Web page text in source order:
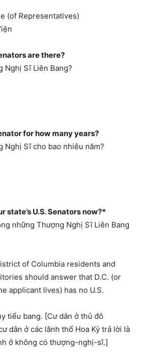
(of Representatives)
are there?
Nghị Sĩ Liên Bang?
for how many years?
Nghị Sĩ cho bao nhiêu năm?
state’s U.S. Senators now?*
những Thượng Nghị Sĩ Liên Bang
of Columbia residents and
should answer that D.C. (or
applicant lives) has no U.S.
tiểu bang. [Cư dân ở thủ đô
dân ở các lãnh thổ Hoa Kỳ trả lời là
ở không có thượng-nghị-sĩ.]